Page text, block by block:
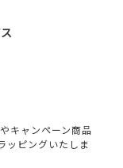
キャンペーン商品
ッピングいたしま